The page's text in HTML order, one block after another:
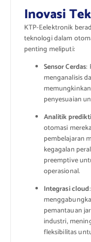
Inovasi
KTP-Eelektronik
teknologi dalam
penting meliputi:
Sensor Cerdas:
menganalisis
penyesuaian
Analitik
otomasi
pembelajaran
kegagalan
preemptive
operasional.
Integrasi cloud
pemantauan
industri,
fleksibilitas